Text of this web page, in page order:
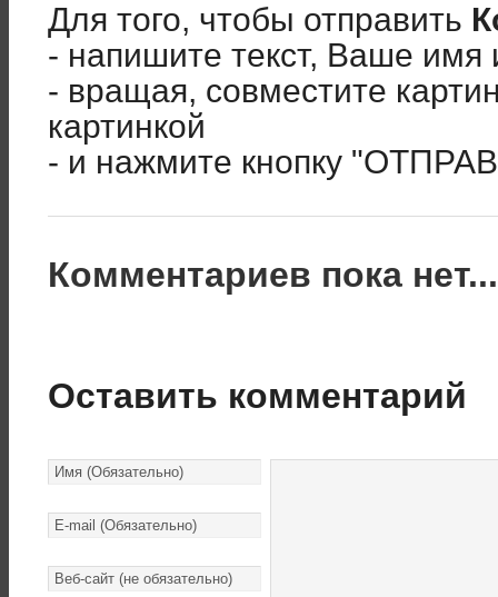
Для того, чтобы отправить
- напишите текст, Ваше имя
- вращая, совместите
картинкой
- и нажмите кнопку
Комментариев пока
Оставить комментарий